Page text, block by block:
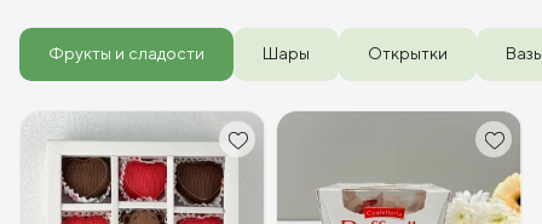
Фрукты и сладости Шары Открытки